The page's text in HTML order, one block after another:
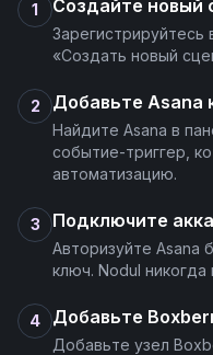
1 Создайте новый
«Создать новый
2 Добавьте Asana
Найдите Asana в
событие-триггер,
автоматизацию.
3 Подключите
Авторизуйте Asana
ключ. Nodul
4 Добавьте
Добавьте узел